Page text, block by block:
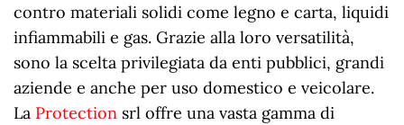
contro materiali solidi come legno e carta, liquidi
infiammabili e gas. Grazie alla loro versatilità,
sono la scelta privilegiata da enti pubblici, grandi
aziende e anche per uso domestico e veicolare.
La Protection srl offre una vasta gamma di